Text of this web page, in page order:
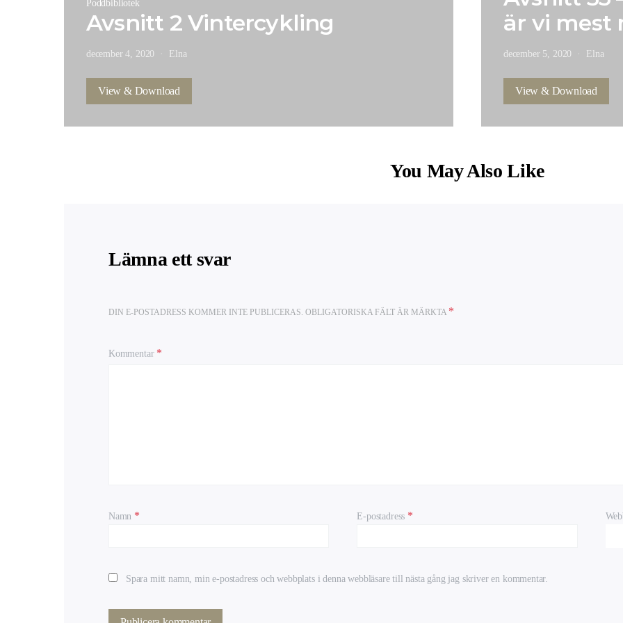
Poddbibliotek
Avsnitt 2 Vintercykling
december 4, 2020 Elna
View & Download
är vi mest
december 5, 2020 Elna
View & Download
You May Also Like
Lämna ett svar
DIN E-POSTADRESS KOMMER INTE PUBLICERAS. OBLIGATORISKA FÄLT ÄR MÄRKTA *
Kommentar
Namn * E-postadress *
Spara mitt namn, min e-postadress och webbplats i denna webbläsare till nästa gång jag skriver en kommentar.